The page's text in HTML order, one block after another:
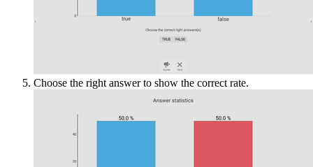
Choose the right answer to show the correct rate.